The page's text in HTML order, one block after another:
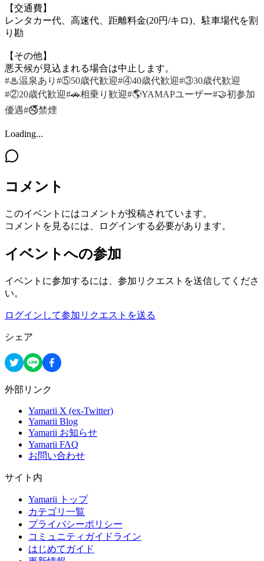
【交通費】
レンタカー代、高速代、距離料金(20円/キロ)、駐車場代を割
り勘
【その他】
悪天候が見込まれる場合は中止します。
#♨温泉あり #⑤50歳代歓迎#④40歳代歓迎#③30歳代歓迎
#②20歳代歓迎#🚗相乗り歓迎#🌎YAMAPユーザー#🤝初参加
優遇#🚭禁煙
Loading...
コメント
このイベントにはコメントが投稿されています。
コメントを見るには、ログインする必要があります。
イベントへの参加
イベントに参加するには、参加リクエストを送信してくださ
い。
ログインして参加リクエストを送る
シェア
外部リンク
Yamarii X (ex-Twitter)
Yamarii Blog
Yamarii お知らせ
Yamarii FAQ
お問い合わせ
サイト内
Yamarii トップ
カテゴリ一覧
プライバシーポリシー
コミュニティガイドライン
はじめてガイド